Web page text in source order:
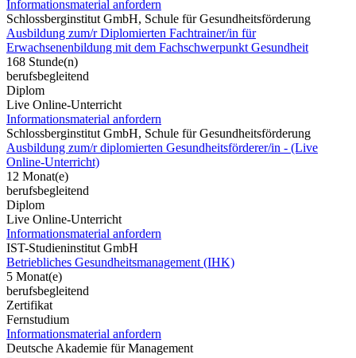
Informationsmaterial anfordern
Schlossberginstitut GmbH, Schule für Gesundheitsförderung
Ausbildung zum/r Diplomierten Fachtrainer/in für
Erwachsenenbildung mit dem Fachschwerpunkt Gesundheit
168 Stunde(n)
berufsbegleitend
Diplom
Live Online-Unterricht
Informationsmaterial anfordern
Schlossberginstitut GmbH, Schule für Gesundheitsförderung
Ausbildung zum/r diplomierten Gesundheitsförderer/in - (Live
Online-Unterricht)
12 Monat(e)
berufsbegleitend
Diplom
Live Online-Unterricht
Informationsmaterial anfordern
IST-Studieninstitut GmbH
Betriebliches Gesundheitsmanagement (IHK)
5 Monat(e)
berufsbegleitend
Zertifikat
Fernstudium
Informationsmaterial anfordern
Deutsche Akademie für Management